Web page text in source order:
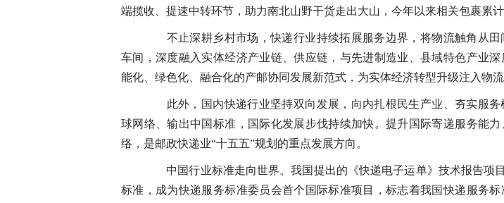
端揽收、提速中转环节，助力南北山野干货走出大山，今年以来相关包裹累计
不止深耕乡村市场，快递行业持续拓展服务边界，将物流触角从田
车间，深度融入实体经济产业链、供应链，与先进制造业、县域特色产业
能化、绿色化、融合化的产邮协同发展新范式，为实体经济转型升级注入物流
此外，国内快递行业坚持双向发展，向内扎根民生产业、夯实服务
球网络、输出中国标准，国际化发展步伐持续加快。提升国际寄递服务能力
络，是邮政快递业“十五五”规划的重点发展方向。
中国行业标准走向世界。我国提出的《快递电子运单》技术报告项
标准，成为快递服务标准委员会首个国际标准项目，标志着我国快递服务